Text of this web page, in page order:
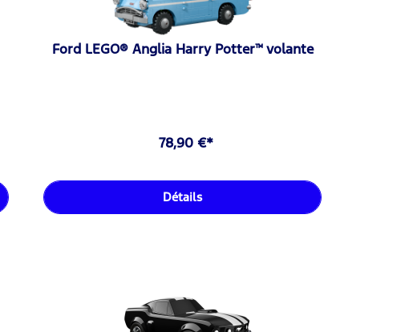
Ford LEGO® Anglia Harry Potter™ volante
78,90 €*
Détails